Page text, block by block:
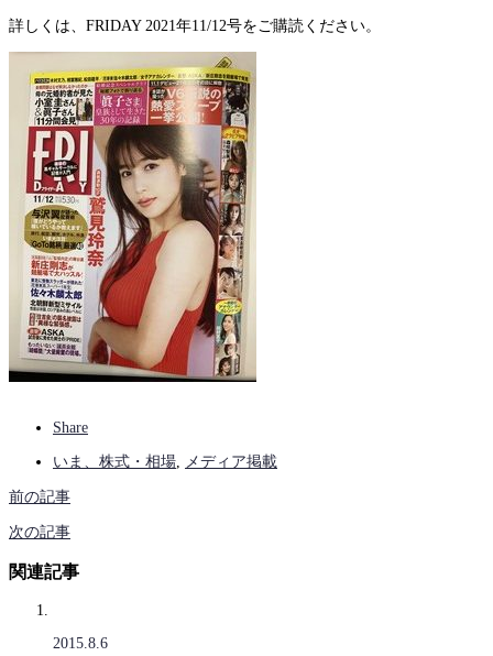
詳しくは、FRIDAY 2021年11/12号をご購読ください。
Share
いま、株式・相場 メディア掲載
前の記事
次の記事
関連記事
2015.8.6